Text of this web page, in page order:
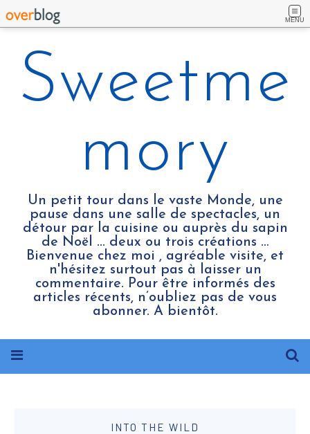
MENU
Sweetme
mory
Un petit tour dans le vaste Monde, une
pause dans une salle de spectacles, un
détour par la cuisine ou auprès du sapin
de Noël ... deux ou trois créations …
Bienvenue chez moi , agréable visite, et
n'hésitez surtout pas à laisser un
commentaire. Pour être informés des
articles récents, n’oubliez pas de vous
abonner. A bientôt.
INTO THE WILD